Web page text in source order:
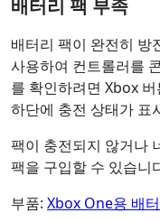
배터리 팩 부족
배터리 팩이 완전히 방
사용하여 컨트롤러를
를 확인하려면 Xbox
하단에 충전 상태가 표
팩이 충전되지 않거나
팩을 구입할 수 있습니
부품: Xbox One용 배